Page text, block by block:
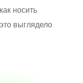
носить
выглядело